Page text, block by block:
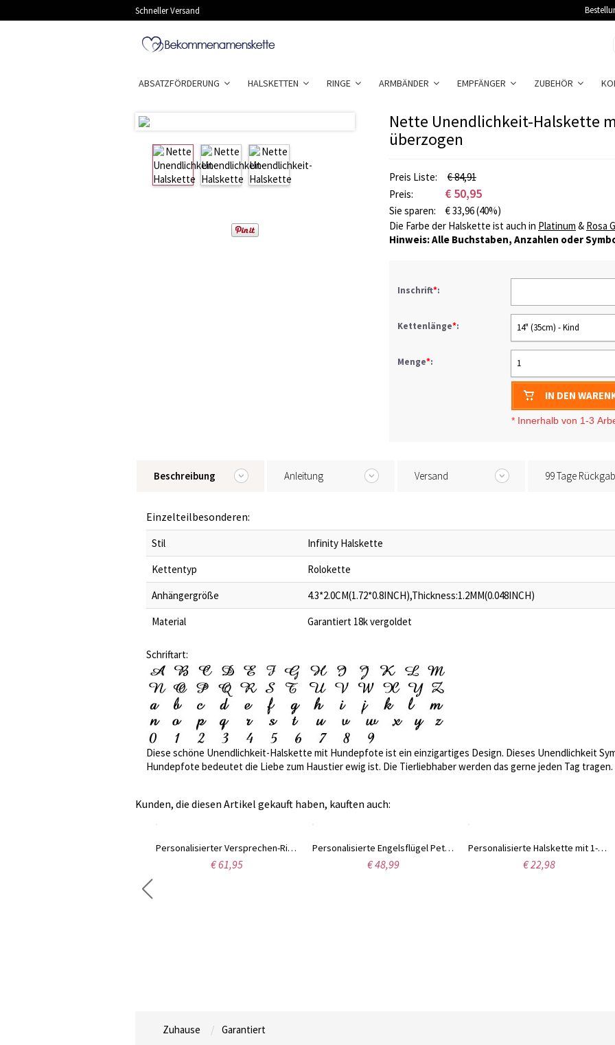
Schneller Versand
ABSATZFÖRDERUNG HALSKETTEN RINGE ARMBÄNDER EMPFÄNGER ZUBEHÖR
Nette Unendlichkeit-Halskette
überzogen
Preis Liste:
€ 84,91
Preis:
€ 50,95
Sie sparen: €33,96(40%)
Die Farbe der Halskette ist auch in Platinum & Rosa
Hinweis: Alle Buchstaben, Anzahlen oder
Inschrift*:
Kettenlänge*: 14" (35cm) - Kind
Menge*: 1
IN DEN
* Innerhalb von 1-3
Beschreibung Anleitung Versand 99 Tage
Einzelteilbesonderen:
Stil
Infinity Halskette
Kettentyp
Rolokette
Anhängergröße
4.3*2.0CM(1.72*0.8INCH),Thickness:1.2MM(0.048INCH)
Material
Garantiert 18k vergoldet
Schriftart:
Diese schöne Unendlichkeit-Halskette mit Hundepfote ist ein einzigartiges Design. Dieses Unendlichkeit
Hundepfote bedeutet die Liebe zum Haustier ewig ist. Die Tierliebhaber werden das gerne jeden Tag tragen.
Kunden, die diesen Artikel gekauft haben, kauften auch:
Personalisierter Versprechen-Ring für Liebe mit doppelten Geburtssteinen in Sterlingsilber
€ 61,95
Personalisierte Engelsflügel Pet Paw Halskette
€ 48,99
Personalisierte Halskette mit 1-3 Hunde- und Katzenpfotenabdrücken und Namen, minimalistische Halskette aus 925er Sterlingsilber, Schmuck zur Erinnerung an Haustiere, Geschenk für Haustierliebhaber/Hundemama/Sie
€ 22,98
Zuhause Garantiert